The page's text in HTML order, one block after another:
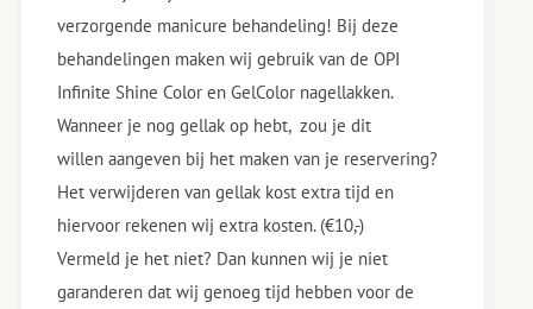
verzorgende manicure behandeling! Bij deze
behandelingen maken wij gebruik van de OPI
Infinite Shine Color en GelColor nagellakken.
Wanneer je nog gellak op hebt, zou je dit
willen aangeven bij het maken van je reservering?
Het verwijderen van gellak kost extra tijd en
hiervoor rekenen wij extra kosten. (€10,-)
Vermeld je het niet? Dan kunnen wij je niet
garanderen dat wij genoeg tijd hebben voor de